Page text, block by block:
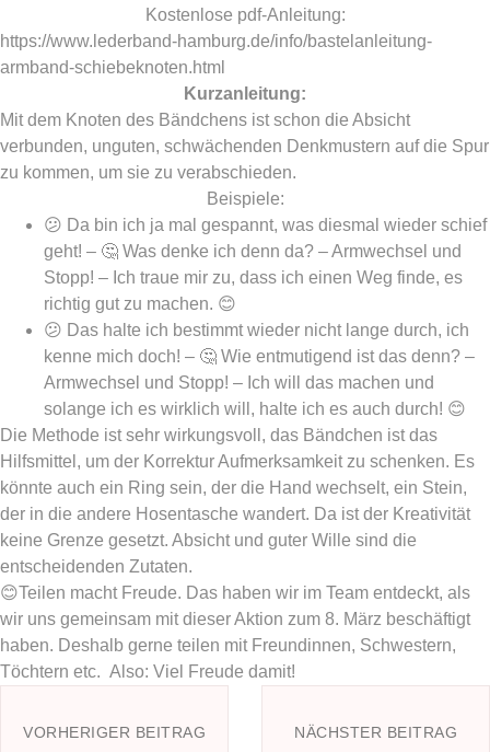
Kostenlose pdf-Anleitung:
https://www.lederband-hamburg.de/info/bastelanleitung-
armband-schiebeknoten.html
Kurzanleitung:
Mit dem Knoten des Bändchens ist schon die Absicht
verbunden, unguten, schwächenden Denkmustern auf die Spur
zu kommen, um sie zu verabschieden.
Beispiele:
😕 Da bin ich ja mal gespannt, was diesmal wieder schief
geht! – 🤔 Was denke ich denn da? – Armwechsel und
Stopp! – Ich traue mir zu, dass ich einen Weg finde, es
richtig gut zu machen. 😊
😕 Das halte ich bestimmt wieder nicht lange durch, ich
kenne mich doch! – 🤔 Wie entmutigend ist das denn? –
Armwechsel und Stopp! – Ich will das machen und
solange ich es wirklich will, halte ich es auch durch! 😊
Die Methode ist sehr wirkungsvoll, das Bändchen ist das
Hilfsmittel, um der Korrektur Aufmerksamkeit zu schenken. Es
könnte auch ein Ring sein, der die Hand wechselt, ein Stein,
der in die andere Hosentasche wandert. Da ist der Kreativität
keine Grenze gesetzt. Absicht und guter Wille sind die
entscheidenden Zutaten.
😊Teilen macht Freude. Das haben wir im Team entdeckt, als
wir uns gemeinsam mit dieser Aktion zum 8. März beschäftigt
haben. Deshalb gerne teilen mit Freundinnen, Schwestern,
Töchtern etc. Also: Viel Freude damit!
VORHERIGER BEITRAG NÄCHSTER BEITRAG